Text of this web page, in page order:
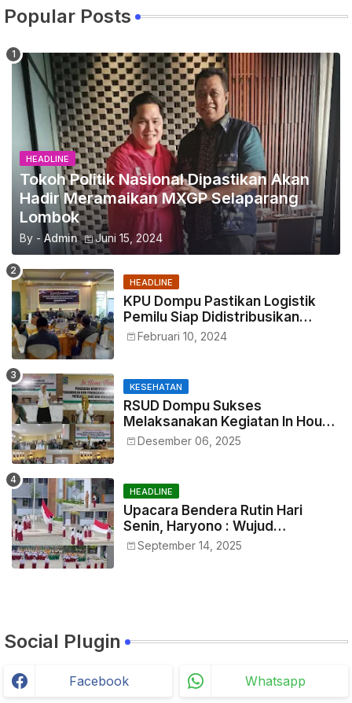
Popular Posts
HEADLINE
Tokoh Politik Nasional Dipastikan Akan
Hadir Meramaikan MXGP Selaparang
Lombok
By - Admin Juni 15, 2024
HEADLINE
KPU Dompu Pastikan Logistik
Pemilu Siap Didistribusikan
Tepat Waktu
Februari 10, 2024
KESEHATAN
RSUD Dompu Sukses
Melaksanakan Kegiatan In House
Training Petugas
Desember 06, 2025
HEADLINE
Upacara Bendera Rutin Hari
Senin, Haryono : Wujud
Menumbuhkan Rasa
Nasionalisme Sejak Dini
September 14, 2025
Social Plugin
Facebook Whatsapp